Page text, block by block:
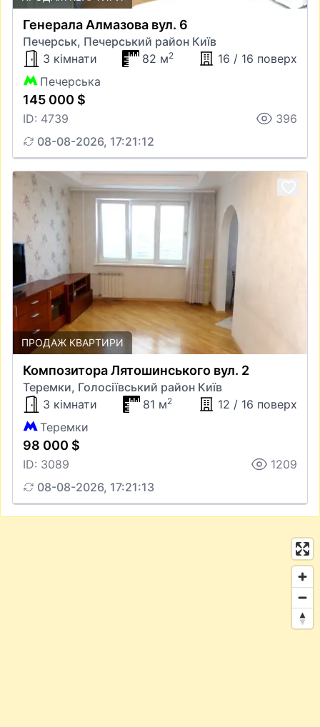
Генерала Алмазова вул. 6
Печерськ, Печерський район Київ
3 кімнати
82 м2
16 / 16 поверх
Печерська
145 000 $
ID: 4739
396
08-08-2026, 17:21:12
ПРОДАЖ КВАРТИРИ
Композитора Лятошинського вул. 2
Теремки, Голосіївський район Київ
3 кімнати
81 м2
12 / 16 поверх
Теремки
98 000 $
ID: 3089
1209
08-08-2026, 17:21:13